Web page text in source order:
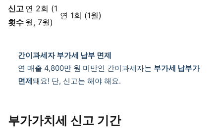
신고
횟수
연 2회 (1
월, 7월)
연 1회 (1월)
간이과세자 부가세 납부 면제
연 매출 4,800만 원 미만인 간이과세자는 부가세 납부가
면제돼요! 단, 신고는 해야 해요.
부가가치세 신고 기간